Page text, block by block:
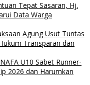
Tepat Sasaran, Hj.
Data Warga
Agung Usut Tuntas
Transparan dan
U10 Sabet Runner-
2026 dan Harumkan